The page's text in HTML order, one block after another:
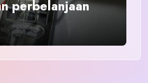
perbelanjaan